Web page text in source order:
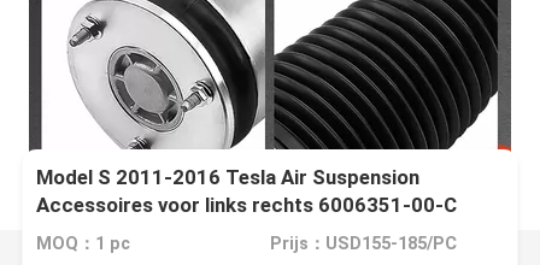
Model S 2011-2016 Tesla Air Suspension
Accessoires voor links rechts 6006351-00-C
MOQ：1 pc Prijs：USD155-185/PC